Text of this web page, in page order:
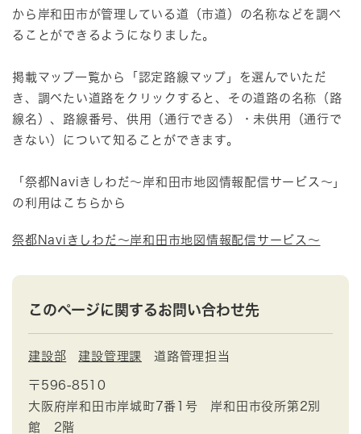
から岸和田市が管理している道（市道）の名称などを調べ
ることができるようになりました。
掲載マップ一覧から「認定路線マップ」を選んでいただ
き、調べたい道路をクリックすると、その道路の名称（路
線名）、路線番号、供用（通行できる）・未供用（通行で
きない）について知ることができます。
「祭都Naviきしわだ～岸和田市地図情報配信サービス～」
の利用はこちらから
祭都Naviきしわだ～岸和田市地図情報配信サービス～
このページに関するお問い合わせ先
建設部 建設管理課 道路管理担当
〒596-8510
大阪府岸和田市岸城町7番1号 岸和田市役所第2別
館 2階